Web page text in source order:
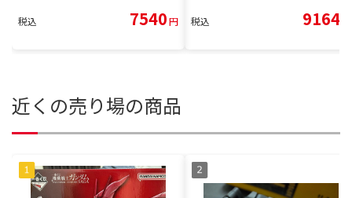
税込 7540円 税込 9164
近くの売り場の商品